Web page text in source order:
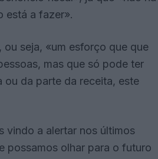
está a fazer».
seja, «um esforço que que
mas que só pode ter
ou da parte da receita, este
vindo a alertar nos últimos
possamos olhar para o futuro